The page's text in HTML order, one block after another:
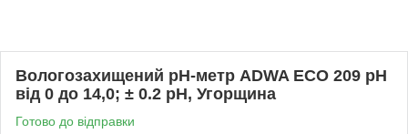
Вологозахищений pН-метр ADWA ECO 209 рН
від 0 до 14,0; ± 0.2 pH, Угорщина
Готово до відправки